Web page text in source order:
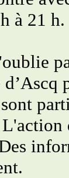
à 21 h.